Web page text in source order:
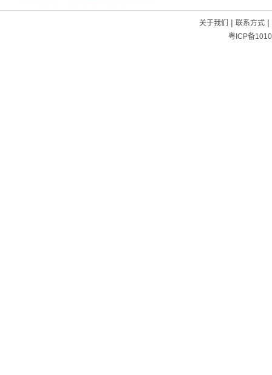
关于我们 | 联系方式|
粤ICP备